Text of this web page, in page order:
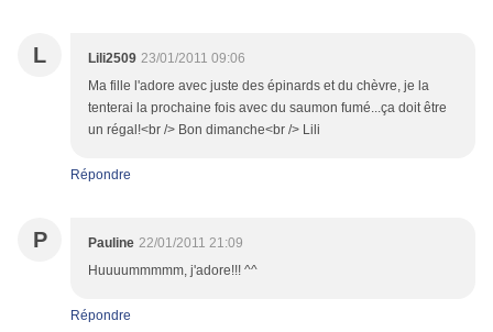
L Lili2509 23/01/2011 09:06
Ma fille l'adore avec juste des épinards et du chèvre, je la
tenterai la prochaine fois avec du saumon fumé...ça doit être
un régal!<br /> Bon dimanche<br /> Lili
Répondre
P Pauline 22/01/2011 21:09
Huuuummmmm, j'adore!!! ^^
Répondre